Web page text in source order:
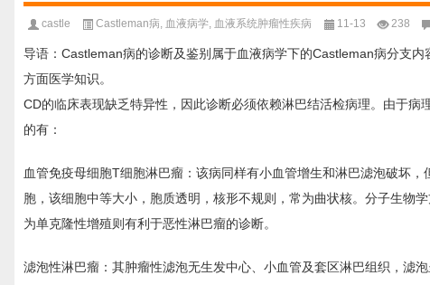
castle Castleman病, 血液病学, 血液系统肿瘤性疾病 11-13 238
导语：Castleman病的诊断及鉴别属于血液病学下的Castleman病分支
方面医学知识。
CD的临床表现缺乏特异性，因此诊断必须依赖淋巴结活检病理。由于
的有：
血管免疫母细胞T细胞淋巴瘤：该病同样有小血管增生和淋巴滤泡破坏
胞，该细胞中等大小，胞质透明，核形不规则，常为曲状核。分子生物
为单克隆性增殖则有利于恶性淋巴瘤的诊断。
滤泡性淋巴瘤：其肿瘤性滤泡无生发中心、小血管及套区淋巴组织，滤